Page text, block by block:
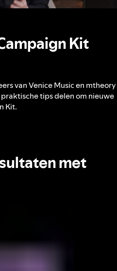
Kit
van Venice Music en mtheory
tips delen om nieuwe
Kit.
met